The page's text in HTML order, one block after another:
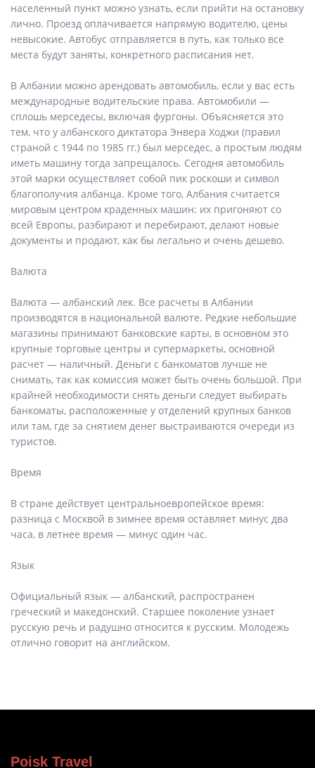
населенный пункт можно узнать, если прийти на остановку
лично. Проезд оплачивается напрямую водителю, цены
невысокие. Автобус отправляется в путь, как только все
места будут заняты, конкретного расписания нет.
В Албании можно арендовать автомобиль, если у вас есть
международные водительские права. Автомобили —
сплошь мерседесы, включая фургоны. Объясняется это
тем, что у албанского диктатора Энвера Ходжи (правил
страной с 1944 по 1985 гг.) был мерседес, а простым людям
иметь машину тогда запрещалось. Сегодня автомобиль
этой марки осуществляет собой пик роскоши и символ
благополучия албанца. Кроме того, Албания считается
мировым центром краденных машин: их пригоняют со
всей Европы, разбирают и перебирают, делают новые
документы и продают, как бы легально и очень дешево.
Валюта
Валюта — албанский лек. Все расчеты в Албании
производятся в национальной валюте. Редкие небольшие
магазины принимают банковские карты, в основном это
крупные торговые центры и супермаркеты, основной
расчет — наличный. Деньги с банкоматов лучше не
снимать, так как комиссия может быть очень большой. При
крайней необходимости снять деньги следует выбирать
банкоматы, расположенные у отделений крупных банков
или там, где за снятием денег выстраиваются очереди из
туристов.
Время
В стране действует центральноевропейское время:
разница с Москвой в зимнее время оставляет минус два
часа, в летнее время — минус один час.
Язык
Официальный язык — албанский, распространен
греческий и македонский. Старшее поколение узнает
русскую речь и радушно относится к русским. Молодежь
отлично говорит на английском.
Poisk Travel